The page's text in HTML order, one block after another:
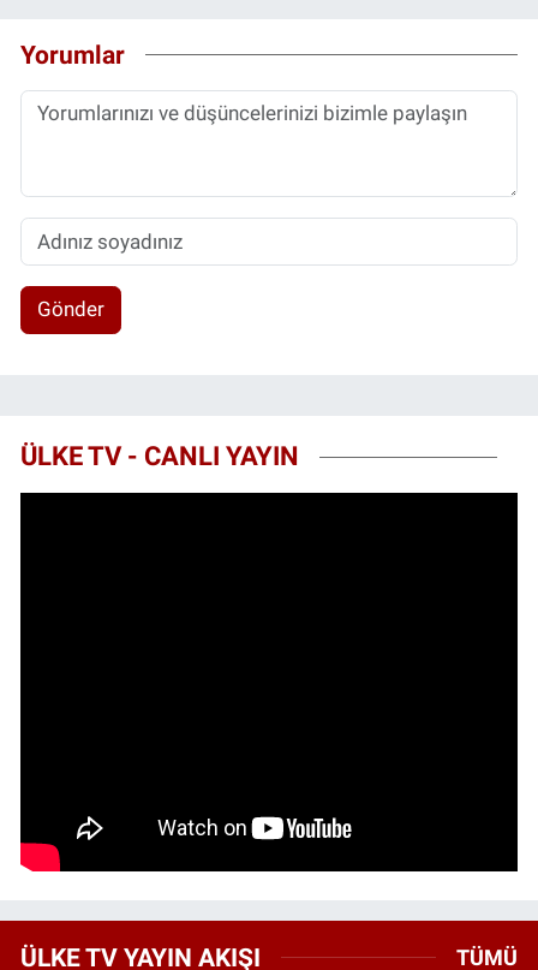
Yorumlar
Gönder
ÜLKE TV - CANLI YAYIN
ÜLKE TV YAYIN AKIŞI TÜMÜ